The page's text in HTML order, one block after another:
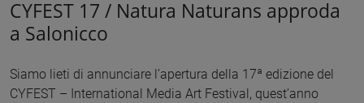
CYFEST 17 / Natura Naturans approda
a Salonicco
Siamo lieti di annunciare l’apertura della 17ª edizione del
CYFEST – International Media Art Festival, quest’anno